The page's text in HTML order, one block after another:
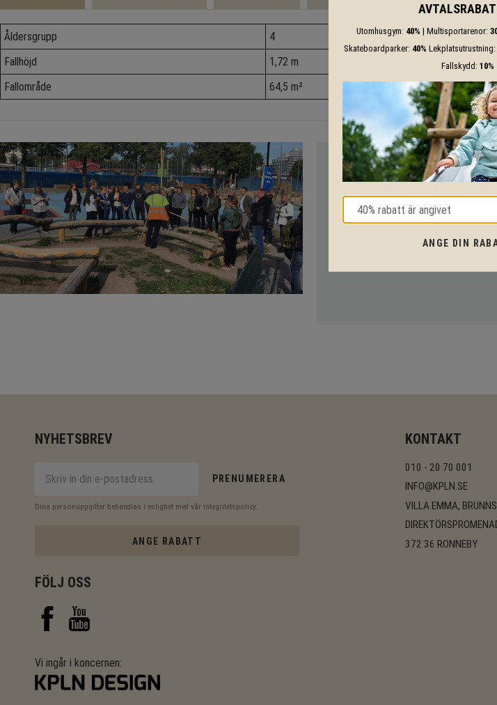
Åldersgrupp
4
Fallhöjd
1,72 m
Fallområde
64,5 m²
VI HJÄLPER DIG
Med vår mångåriga kunskap från
tekniska lösningar så hjälper vi dig
010-20 70 001
NYHETSBREV
PRENUMERERA
Dina personuppgifter behandlas i enlighet med vår integritetspolicy.
ANGE RABATT
KONTAKT
010 - 20 70 001
INFO@KPLN.SE
VILLA EMMA,
372 36 RONNEBY
FÖLJ OSS
Vi ingår i koncernen:
Utomhusgym: 40% | Multisportarenor:
Skateboardparker: 40% Lekplatsutrustning:
Fallskydd: 10%
ANGE DIN